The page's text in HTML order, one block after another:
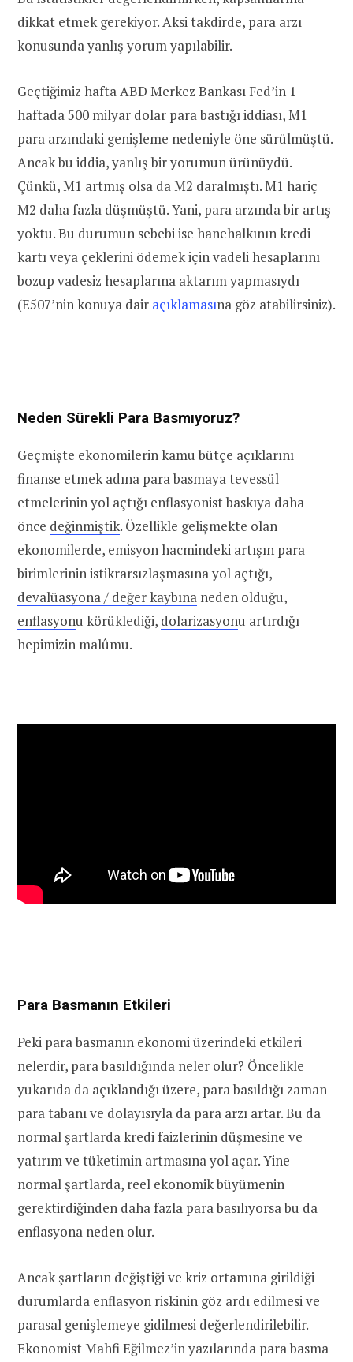
dikkat etmek gerekiyor. Aksi takdirde, para arzı
konusunda yanlış yorum yapılabilir.
Geçtiğimiz hafta ABD Merkez Bankası Fed’in 1
haftada 500 milyar dolar para bastığı iddiası, M1
para arzındaki genişleme nedeniyle öne sürülmüştü.
Ancak bu iddia, yanlış bir yorumun ürünüydü.
Çünkü, M1 artmış olsa da M2 daralmıştı. M1 hariç
M2 daha fazla düşmüştü. Yani, para arzında bir artış
yoktu. Bu durumun sebebi ise hanehalkının kredi
kartı veya çeklerini ödemek için vadeli hesaplarını
bozup vadesiz hesaplarına aktarım yapmasıydı
(E507’nin konuya dair açıklamasına göz atabilirsiniz).
Neden Sürekli Para Basmıyoruz?
Geçmişte ekonomilerin kamu bütçe açıklarını
finanse etmek adına para basmaya tevessül
etmelerinin yol açtığı enflasyonist baskıya daha
önce değinmiştik. Özellikle gelişmekte olan
ekonomilerde, emisyon hacmindeki artışın para
birimlerinin istikrarsızlaşmasına yol açtığı,
devalüasyona / değer kaybına neden olduğu,
enflasyonu körüklediği, dolarizasyonu artırdığı
hepimizin malûmu.
Para Basmanın Etkileri
Peki para basmanın ekonomi üzerindeki etkileri
nelerdir, para basıldığında neler olur? Öncelikle
yukarıda da açıklandığı üzere, para basıldığı zaman
para tabanı ve dolayısıyla da para arzı artar. Bu da
normal şartlarda kredi faizlerinin düşmesine ve
yatırım ve tüketimin artmasına yol açar. Yine
normal şartlarda, reel ekonomik büyümenin
gerektirdiğinden daha fazla para basılıyorsa bu da
enflasyona neden olur.
Ancak şartların değiştiği ve kriz ortamına girildiği
durumlarda enflasyon riskinin göz ardı edilmesi ve
parasal genişlemeye gidilmesi değerlendirilebilir.
Ekonomist Mahfi Eğilmez’in yazılarında para basma